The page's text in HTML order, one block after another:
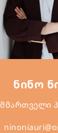
ნინო
მმართველი